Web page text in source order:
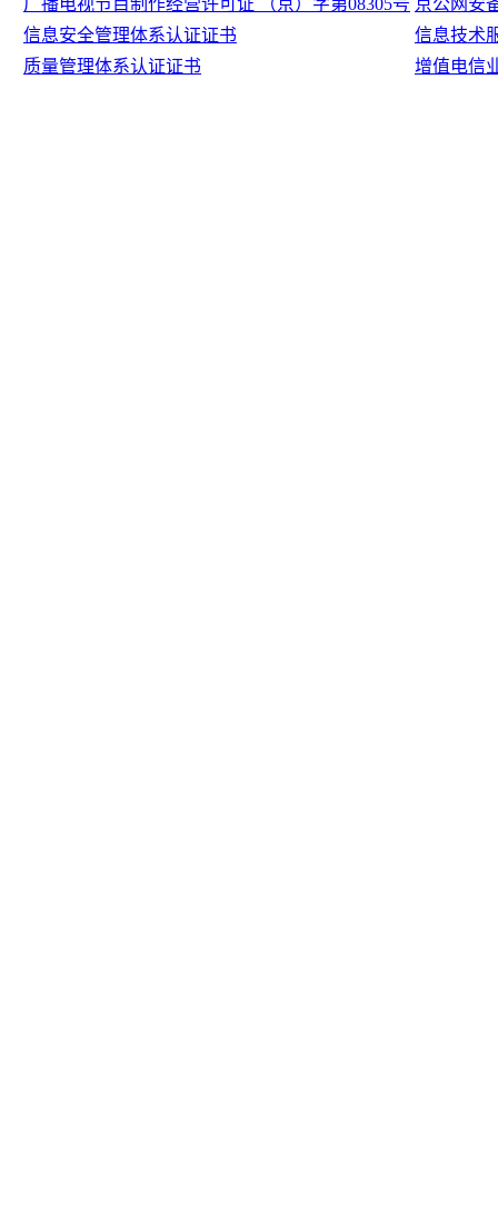
广播电视节目制作经营许可证 （京）字第08305号 京公网安
信息安全管理体系认证证书
信息技术
质量管理体系认证证书
增值电信